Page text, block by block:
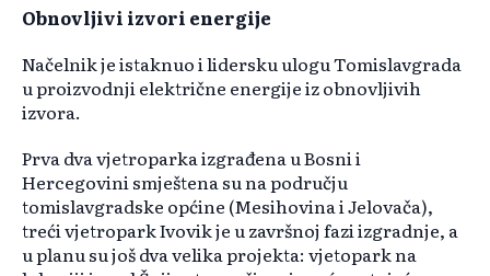
Obnovljivi izvori energije
Načelnik je istaknuo i lidersku ulogu Tomislavgrada
u proizvodnji električne energije iz obnovljivih
izvora.
Prva dva vjetroparka izgrađena u Bosni i
Hercegovini smještena su na području
tomislavgradske općine (Mesihovina i Jelovača),
treći vjetropark Ivovik je u završnoj fazi izgradnje, a
u planu su još dva velika projekta: vjetopark na